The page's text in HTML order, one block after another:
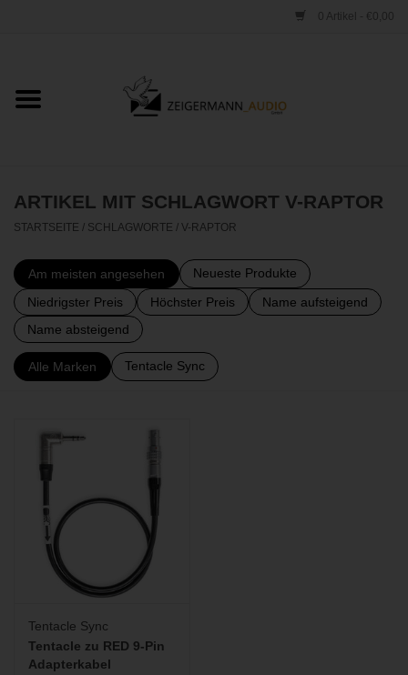
0 Artikel - €0,00
Startseite
WERKSTATT
STUDIO
ARTIKEL MIT SCHLAGWORT V-RAPTOR
STARTSEITE / SCHLAGWORTE /V-RAPTOR
Am meisten angesehen
Neueste Produkte
Niedrigster Preis
Höchster Preis
Name aufsteigend
Name absteigend
Alle Marken Tentacle Sync
Tentacle Sync
Tentacle zu RED 9-Pin
Adapterkabel